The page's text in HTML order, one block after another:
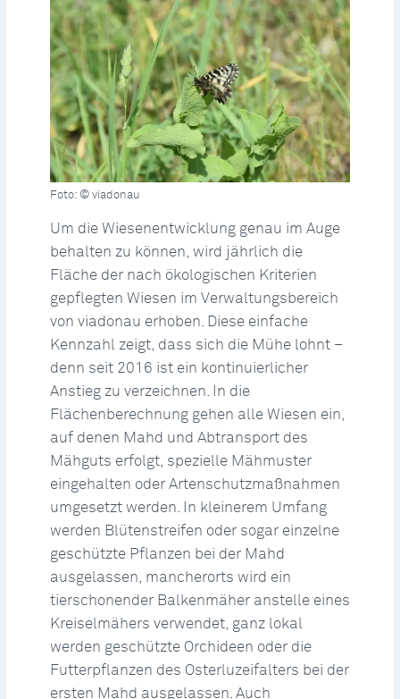
Foto: © viadonau
Um die Wiesenentwicklung genau im Auge
behalten zu können, wird jährlich die
Fläche der nach ökologischen Kriterien
gepflegten Wiesen im Verwaltungsbereich
von viadonau erhoben. Diese einfache
Kennzahl zeigt, dass sich die Mühe lohnt –
denn seit 2016 ist ein kontinuierlicher
Anstieg zu verzeichnen. In die
Flächenberechnung gehen alle Wiesen ein,
auf denen Mahd und Abtransport des
Mähguts erfolgt, spezielle Mähmuster
eingehalten oder Artenschutzmaßnahmen
umgesetzt werden. In kleinerem Umfang
werden Blütenstreifen oder sogar einzelne
geschützte Pflanzen bei der Mahd
ausgelassen, mancherorts wird ein
tierschonender Balkenmäher anstelle eines
Kreiselmähers verwendet, ganz lokal
werden geschützte Orchideen oder die
Futterpflanzen des Osterluzeifalters bei der
ersten Mahd ausgelassen. Auch